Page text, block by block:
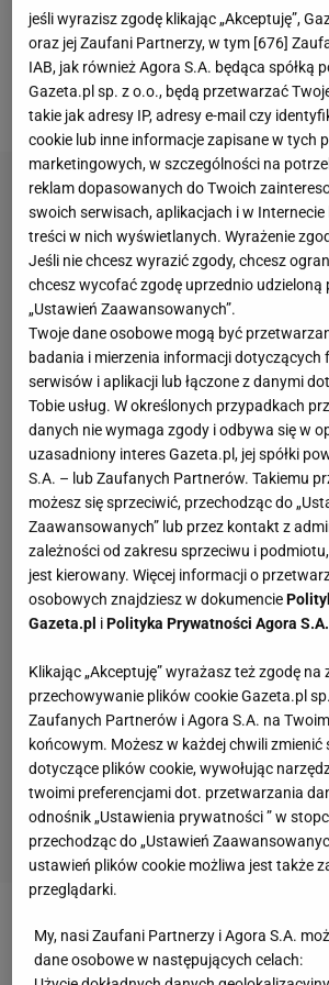
że zespół już w kolejnych
ale w ostatnich tygodniach szanse
znacznie maleją. Ofiarą słabych
moment ma zostać trener
Zobacz wideoMarcin Komenda
przegraną z Resovią: Klasowy
jeśli wyrazisz zgodę klikając „Akceptuję”,
oraz jej Zaufani Partnerzy, w tym [676]
IAB, jak również Agora S.A. będąca spółką
Gazeta.pl sp. z o.o., będą przetwarzać
takie jak adresy IP, adresy e-mail czy
cookie lub inne informacje zapisane w tych
marketingowych, w szczególności na
reklam dopasowanych do Twoich
swoich serwisach, aplikacjach i w
treści w nich wyświetlanych. Wyrażenie
Jeśli nie chcesz wyrazić zgody, chcesz
chcesz wycofać zgodę uprzednio udzieloną
„Ustawień Zaawansowanych”.
Twoje dane osobowe mogą być
badania i mierzenia informacji dotyczących
serwisów i aplikacji lub łączone z danymi
Tobie usług. W określonych przypadkach
danych nie wymaga zgody i odbywa się w
uzasadniony interes Gazeta.pl, jej spółki
S.A. – lub Zaufanych Partnerów. Takiemu
możesz się sprzeciwić, przechodząc do
Zaawansowanych” lub przez kontakt z
zależności od zakresu sprzeciwu i
jest kierowany. Więcej informacji o
osobowych znajdziesz w dokumencie
Gazeta.pl iPolityka Prywatności Agora S.A.
Klikając „Akceptuję” wyrażasz też zgodę
przechowywanie plików cookie Gazeta.pl
Zaufanych Partnerów i Agora S.A. na
końcowym. Możesz w każdej chwili zmienić
dotyczące plików cookie, wywołując
twoimi preferencjami dot. przetwarzania
odnośnik „Ustawienia prywatności ” w
przechodząc do „Ustawień
ustawień plików cookie możliwa jest także
przeglądarki.
My, nasi Zaufani Partnerzy i Agora S.A.
dane osobowe w następujących celach: